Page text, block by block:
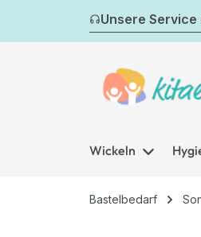
Hauptinhalt springen
Zur Suche springen
Zur Hauptnavigation
Unsere Service
Wickeln
Bastelbedarf